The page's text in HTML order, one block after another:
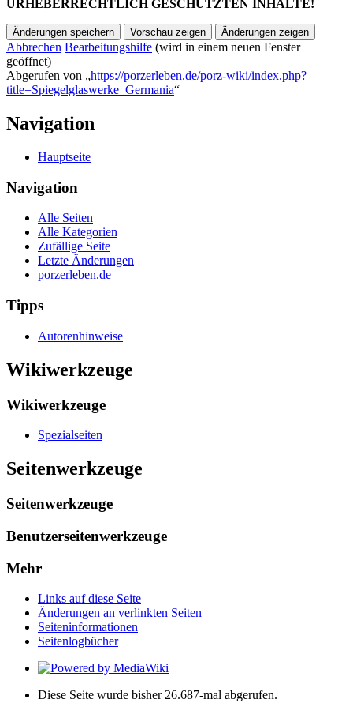
URHEBERRECHTLICH GESCHÜTZTEN INHALTE!
Abbrechen Bearbeitungshilfe (wird in einem neuen Fenster
geöffnet)
Abgerufen von „https://porzerleben.de/porz-wiki/index.php?
title=Spiegelglaswerke_Germania“
Navigation
Hauptseite
Navigation
Alle Seiten
Alle Kategorien
Zufällige Seite
Letzte Änderungen
porzerleben.de
Tipps
Autorenhinweise
Wikiwerkzeuge
Wikiwerkzeuge
Spezialseiten
Seitenwerkzeuge
Seitenwerkzeuge
Benutzerseitenwerkzeuge
Mehr
Links auf diese Seite
Änderungen an verlinkten Seiten
Seiten­­informationen
Seitenlogbücher
Diese Seite wurde bisher 26.687-mal abgerufen.